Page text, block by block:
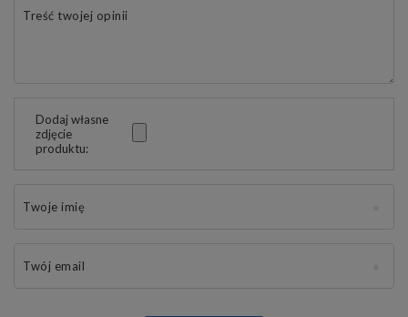
Treść twojej opinii
Dodaj własne
zdjęcie
produktu:
Twoje imię
Twój email